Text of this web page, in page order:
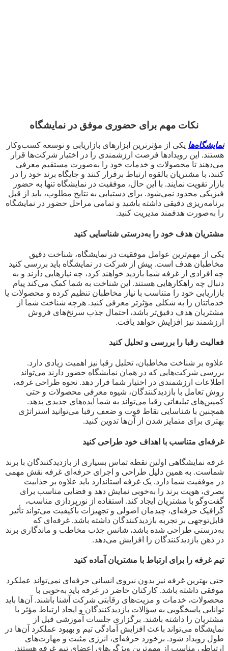
نکات مهم برای حضوری موفق در نمایشگاه
نمایشگاه‌ها یکی از مؤثرترین ابزارهای بازاریابی و توسعه کسب‌وکار
هستند. این رویدادها فرصت ارزشمندی را در اختیار شرکت‌ها قرار
می‌دهند تا محصولات و خدمات خود را به‌صورت مستقیم معرفی
کنند، با مشتریان بالقوه ارتباط برقرار کنند و جایگاه برند خود را در
بازار تقویت نمایند. با این حال، موفقیت در نمایشگاه تنها به حضور
فیزیکی محدود نمی‌شود. برای دستیابی به نتایج مطلوب، باید از قبل
برنامه‌ریزی دقیقی داشته باشید و تمامی مراحل حضور در نمایشگاه
را به‌صورت هدفمند مدیریت کنید.
مشتریان هدف خود را به‌درستی شناسایی کنید
یکی از مهم‌ترین عوامل موفقیت در نمایشگاه، شناخت دقیق
مخاطبان هدف است. پیش از شرکت در نمایشگاه باید بررسی کنید
چه افرادی از غرفه شما بازدید خواهند کرد، چه نیازهایی دارند و به
دنبال چه راهکارهایی هستند. این شناخت به شما کمک می‌کند پیام
بازاریابی خود را متناسب با نیاز مخاطبان تنظیم کرده و محصولات یا
خدماتتان را به شکلی مؤثرتر معرفی کنید. هرچه شناخت شما از
مشتریان هدف دقیق‌تر باشد، احتمال جذب سرنخ‌های فروش
ارزشمند نیز افزایش خواهد یافت.
فعالیت رقبا را بررسی و تحلیل کنید
علاوه بر شناخت مخاطبان، تحلیل رقبا نیز اهمیت زیادی دارد.
بررسی شرکت‌هایی که در همان نمایشگاه حضور دارند می‌تواند
اطلاعات ارزشمندی در اختیار شما قرار دهد. نحوه طراحی غرفه،
روش تعامل با بازدیدکنندگان، شیوه معرفی محصولات و حتی
کمپین‌های تبلیغاتی رقبا می‌تواند به شما ایده‌های جدیدی بدهد.
همچنین با شناسایی نقاط قوت و ضعف رقبا می‌توانید استراتژی
بهتری برای متمایز شدن از آن‌ها تدوین کنید.
غرفه‌ای متناسب با اهداف خود طراحی کنید
غرفه نمایشگاهی اولین نقطه تماس بسیاری از بازدیدکنندگان با برند
شماست. به همین دلیل طراحی و اجرای حرفه‌ای غرفه نقش مهمی
در موفقیت شما دارد. یک غرفه استاندارد باید علاوه بر جذابیت
بصری، هویت برند را به‌خوبی نمایش دهد و فضایی مناسب برای
گفت‌وگو با مشتریان ایجاد کند. استفاده از نورپردازی مناسب،
گرافیک حرفه‌ای، چیدمان اصولی و تجهیزات باکیفیت می‌تواند تأثیر
قابل‌توجهی بر تجربه بازدیدکنندگان داشته باشد. غرفه‌ای که
به‌درستی طراحی شده باشد، شانس جذب مخاطب و ماندگاری برند
در ذهن بازدیدکنندگان را افزایش می‌دهد.
تیم غرفه را برای ارتباط با مشتریان آماده کنید
حتی بهترین غرفه نیز بدون نیروی انسانی حرفه‌ای نمی‌تواند عملکرد
موفقی داشته باشد. کارکنان حاضر در غرفه باید به‌خوبی با
محصولات، خدمات و مزیت‌های رقابتی شرکت آشنا باشند. آن‌ها باید
توانایی پاسخگویی به سؤالات بازدیدکنندگان و ایجاد ارتباط مؤثر با
مشتریان را داشته باشند. برگزاری جلسات آموزشی قبل از
نمایشگاه می‌تواند باعث افزایش آمادگی تیم و بهبود عملکرد آن‌ها در
طول رویداد شود. برخورد حرفه‌ای، انرژی مثبت و مهارت‌های
ارتباطی مناسب از مهم‌ترین ویژگی‌های اعضای تیم غرفه هستند.